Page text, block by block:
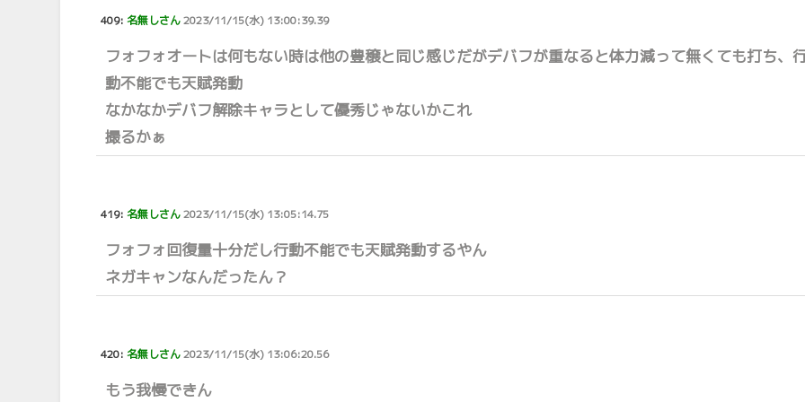
409:名無しさん2023/11/15(水) 13:00:39.39
フォフォオートは何もない時は他の豊穣と同じ感じだがデバフが重なると体力減って無くても打ち、
動不能でも天賦発動
なかなかデバフ解除キャラとして優秀じゃないかこれ
撮るかぁ
419:名無しさん2023/11/15(水) 13:05:14.75
フォフォ回復量十分だし行動不能でも天賦発動するやん
ネガキャンなんだったん？
420:名無しさん2023/11/15(水) 13:06:20.56
もう我慢できん